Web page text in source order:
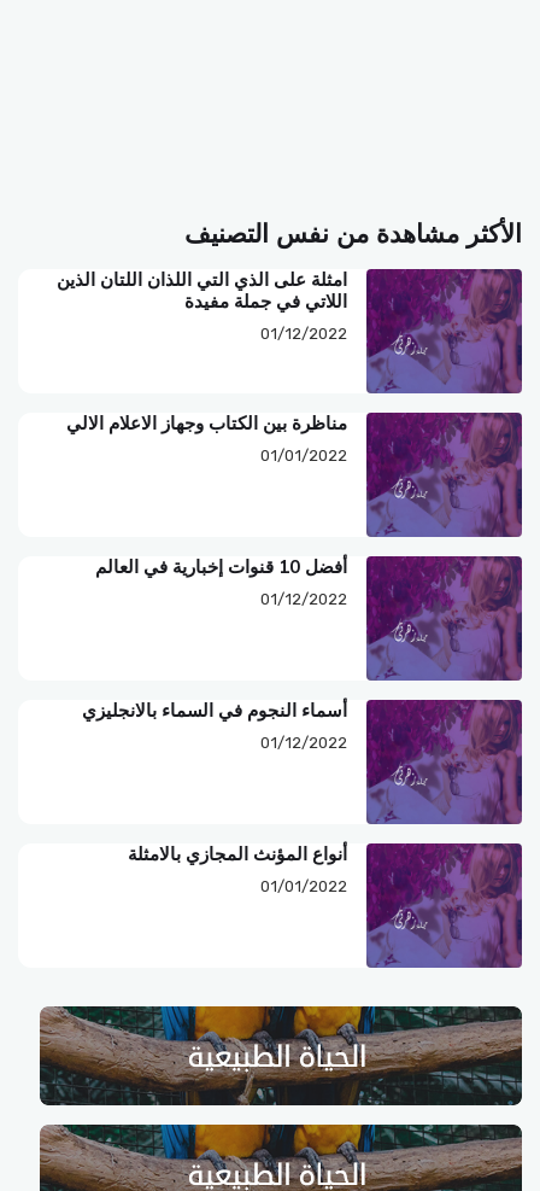
الأكثر مشاهدة من نفس التصنيف
امثلة على الذي التي اللذان اللتان الذين
اللاتي في جملة مفيدة
01/12/2022
مناظرة بين الكتاب وجهاز الاعلام الالي
01/01/2022
أفضل 10 قنوات إخبارية في العالم
01/12/2022
أسماء النجوم في السماء بالانجليزي
01/12/2022
أنواع المؤنث المجازي بالامثلة
01/01/2022